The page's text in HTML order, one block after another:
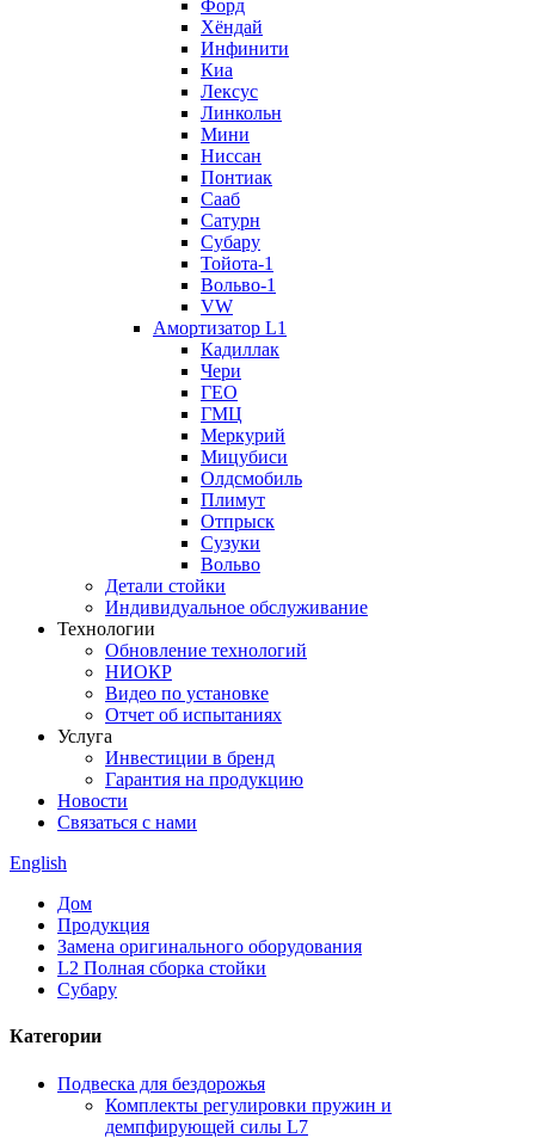
Форд
Хёндай
Инфинити
Киа
Лексус
Линкольн
Мини
Ниссан
Понтиак
Сааб
Сатурн
Субару
Тойота-1
Вольво-1
VW
Амортизатор L1
Кадиллак
Чери
ГЕО
ГМЦ
Меркурий
Мицубиси
Олдсмобиль
Плимут
Отпрыск
Сузуки
Вольво
Детали стойки
Индивидуальное обслуживание
Технологии
Обновление технологий
НИОКР
Видео по установке
Отчет об испытаниях
Услуга
Инвестиции в бренд
Гарантия на продукцию
Новости
Связаться с нами
English
Дом
Продукция
Замена оригинального оборудования
L2 Полная сборка стойки
Субару
Категории
Подвеска для бездорожья
Комплекты регулировки пружин и
демпфирующей силы L7